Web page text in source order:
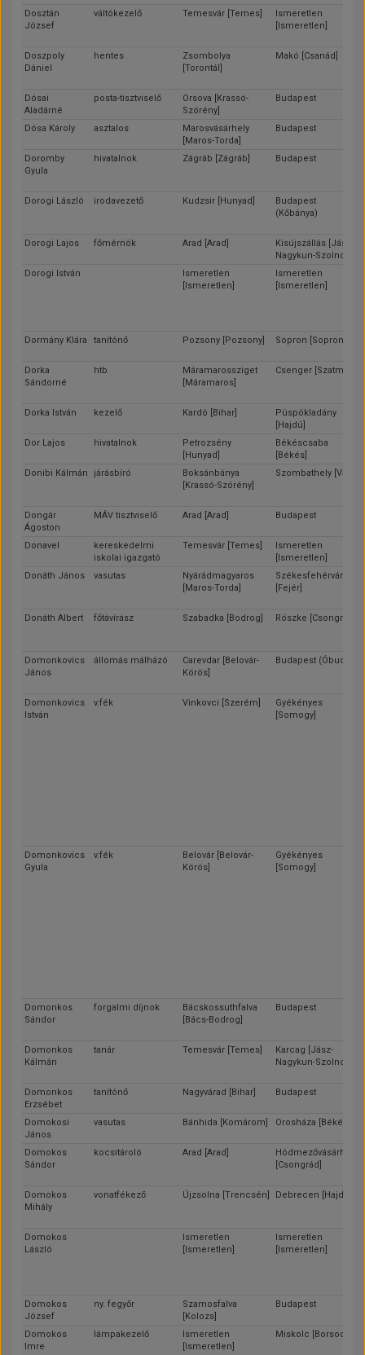
Dosztán
József
váltókezelő Temesvár [Temes]
Ismeretlen
[Ismeretlen]
Doszpoly
Dániel
hentes
Zsombolya
[Torontál]
Makó [Csanád]
Dósai
Aladárné
posta-tisztviselő
Orsova [Krassó-
Szörény]
Budapest
Dósa Károly asztalos
Marosvásárhely
[Maros-Torda]
Budapest
Doromby
Gyula
hivatalnok Zágráb [Zágráb] Budapest
Dorogi László irodavezető Kudzsir [Hunyad]
Budapest
(Kőbánya)
Dorogi Lajos főmérnök Arad [Arad]
Kisújszállás [Jász-
Nagykun-Szolnok]
Dorogi István
Ismeretlen
[Ismeretlen]
Ismeretlen
[Ismeretlen]
Dormány Klára tanítónő Pozsony [Pozsony] Sopron [Sopron]
Dorka
Sándorné
htb
Máramarossziget
[Máramaros]
Csenger [Szatmár]
Dorka István kezelő Kardó [Bihar]
Püspökladány
[Hajdú]
Dor Lajos hivatalnok
Petrozsény
[Hunyad]
Békéscsaba
[Békés]
Donibi Kálmán járásbíró
Boksánbánya
[Krassó-Szörény]
Szombathely [Vas]
Dongár
Ágoston
MÁV tisztviselő Arad [Arad] Budapest
Donavel
kereskedelmi
iskolai igazgató
Temesvár [Temes]
Ismeretlen
[Ismeretlen]
Donáth János vasutas
Nyárádmagyaros
[Maros-Torda]
Székesfehérvár
[Fejér]
Donáth Albert főtávírász Szabadka [Bodrog] Röszke [Csongrád]
Domonkovics
János
állomás málházó
Carevdar [Belovár-
Körös]
Budapest (Óbuda)
Domonkovics
István
v.fék Vinkovci [Szerém]
Gyékényes
[Somogy]
Domonkovics
Gyula
v.fék
Belovár [Belovár-
Körös]
Gyékényes
[Somogy]
Domonkos
Sándor
forgalmi díjnok
Bácskossuthfalva
[Bács-Bodrog]
Budapest
Domonkos
Kálmán
tanár Temesvár [Temes]
Karcag [Jász-
Nagykun-Szolnok]
Domonkos
Erzsébet
tanítónő Nagyvárad [Bihar] Budapest
Domokosi
János
vasutas Bánhida [Komárom] Orosháza [Békés]
Domokos
Sándor
kocsitároló Arad [Arad]
Hódmezővásárhely
[Csongrád]
Domokos
Mihály
vonatfékező Újzsolna [Trencsén] Debrecen [Hajdú]
Domokos
László
Ismeretlen
[Ismeretlen]
Ismeretlen
[Ismeretlen]
Domokos
József
ny. fegyőr
Szamosfalva
[Kolozs]
Budapest
Domokos
Imre
lámpakezelő
Ismeretlen
[Ismeretlen]
Miskolc [Borsod]